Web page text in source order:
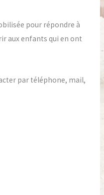
pour répondre à
aux enfants qui en ont
par téléphone, mail,